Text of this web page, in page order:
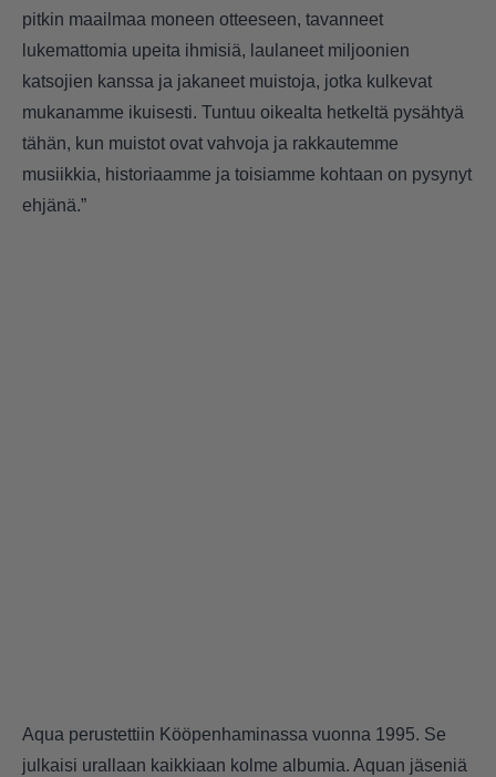
pitkin maailmaa moneen otteeseen, tavanneet
lukemattomia upeita ihmisiä, laulaneet miljoonien
katsojien kanssa ja jakaneet muistoja, jotka kulkevat
mukanamme ikuisesti. Tuntuu oikealta hetkeltä pysähtyä
tähän, kun muistot ovat vahvoja ja rakkautemme
musiikkia, historiaamme ja toisiamme kohtaan on pysynyt
ehjänä.”
Aqua perustettiin Kööpenhaminassa vuonna 1995. Se
julkaisi urallaan kaikkiaan kolme albumia. Aquan jäseniä